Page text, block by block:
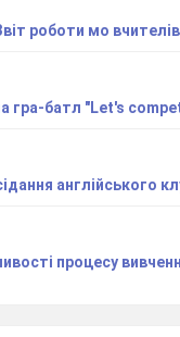
роботи мо
гра-батл "Let's
англійського
процесу